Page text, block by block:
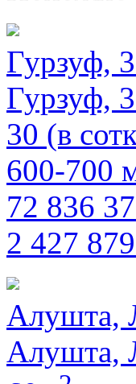
Гурзуф,
Гурзуф,
30 (в
600-700
72 836
2 427
Алушта,
Алушта,